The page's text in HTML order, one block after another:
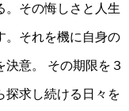
。その悔しさと人生
。それを機に自身の
決意。 その期限を３
探求し続ける日々を